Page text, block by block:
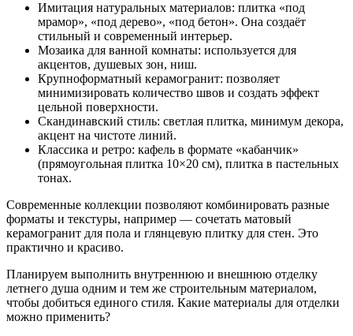
Имитация натуральных материалов: плитка «под
мрамор», «под дерево», «под бетон». Она создаёт
стильный и современный интерьер.
Мозаика для ванной комнаты: используется для
акцентов, душевых зон, ниш.
Крупноформатный керамогранит: позволяет
минимизировать количество швов и создать эффект
цельной поверхности.
Скандинавский стиль: светлая плитка, минимум декора,
акцент на чистоте линий.
Классика и ретро: кафель в формате «кабанчик»
(прямоугольная плитка 10×20 см), плитка в пастельных
тонах.
Современные коллекции позволяют комбинировать разные
форматы и текстуры, например — сочетать матовый
керамогранит для пола и глянцевую плитку для стен. Это
практично и красиво.
Планируем выполнить внутреннюю и внешнюю отделку
летнего душа одним и тем же строительным материалом,
чтобы добиться единого стиля. Какие материалы для отделки
можно применить?